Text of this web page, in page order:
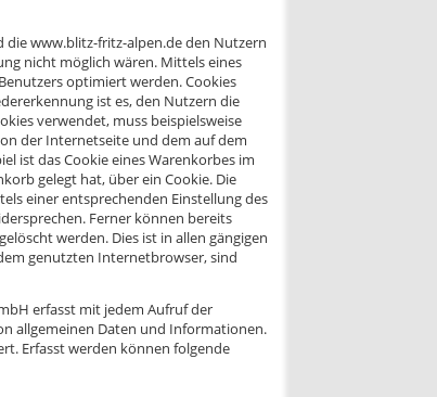
die www.blitz-fritz-alpen.de den Nutzern
nicht möglich wären. Mittels eines
optimiert werden. Cookies
ist es, den Nutzern die
verwendet, muss beispielsweise
der Internetseite und dem auf dem
ist das Cookie eines Warenkorbes im
gelegt hat, über ein Cookie. Die
einer entsprechenden Einstellung des
Ferner können bereits
werden. Dies ist in allen gängigen
genutzten Internetbrowser, sind
erfasst mit jedem Aufruf der
allgemeinen Daten und Informationen.
Erfasst werden können folgende